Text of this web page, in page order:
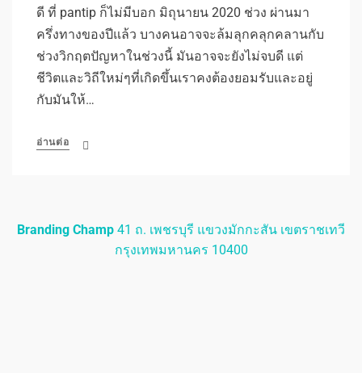
ดี ที่ pantip ก็ไม่มีบอก มิถุนายน 2020 ช่วง ผ่านมา
ครึ่งทางของปีแล้ว บางคนอาจจะล้มลุกคลุกคลานกับ
ช่วงวิกฤตปัญหาในช่วงนี้ มันอาจจะยังไม่จบดี แต่
ชีวิตและวิถีใหม่ๆที่เกิดขึ้นเราคงต้องยอมรับและอยู่
กับมันให้…
อ่านต่อ
Branding Champ 41 ถ. เพชรบุรี แขวงมักกะสัน เขตราชเทวี
กรุงเทพมหานคร 10400